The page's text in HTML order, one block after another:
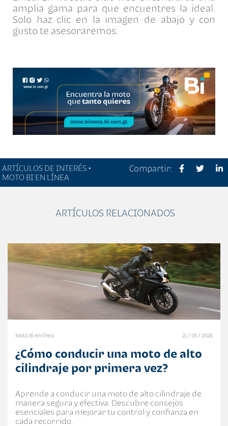
amplia gama para que encuentres la ideal.
Solo haz clic en la imagen de abajo y con
gusto te asesoraremos.
ARTÍCULOS DE INTERÉS •
MOTO BI EN LÍNEA
Compartir:
ARTÍCULOS RELACIONADOS
Moto Bi en línea 21 / 05 / 2026
¿Cómo conducir una moto de alto
cilindraje por primera vez?
Aprende a conducir una moto de alto cilindraje de
manera segura y efectiva. Descubre consejos
esenciales para mejorar tu control y confianza en
cada recorrido.